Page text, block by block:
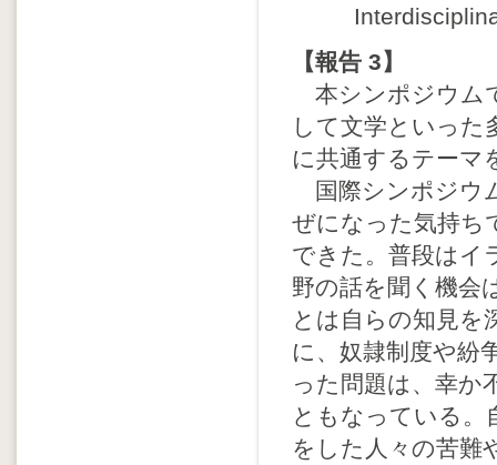
【報告 3】
本シンポジウム
して文学といった
に共通するテーマ
国際シンポジウ
ぜになった気持ち
できた。普段はイ
野の話を聞く機会
とは自らの知見を
に、奴隷制度や紛
った問題は、幸か
ともなっている。
をした人々の苦難